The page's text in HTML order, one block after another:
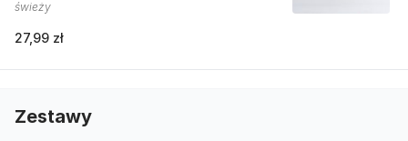
świeży
27,99 zł
Zestawy